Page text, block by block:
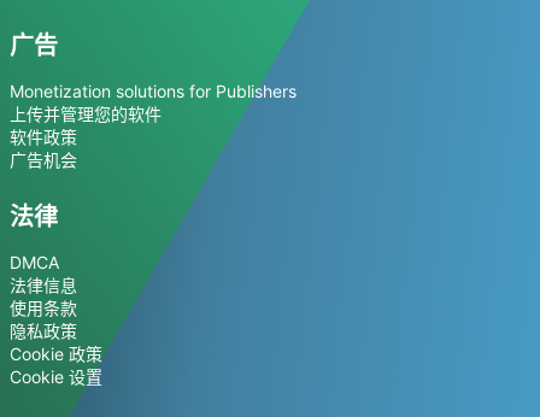
广告
Monetization solutions for Publishers
上传并管理您的软件
软件政策
广告机会
法律
DMCA
法律信息
使用条款
隐私政策
Cookie 政策
Cookie 设置